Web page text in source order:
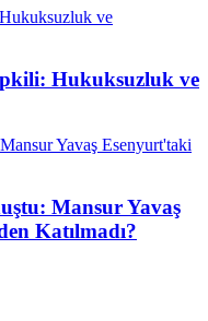
Hukuksuzluk ve
Mansur Yavaş
Katılmadı?